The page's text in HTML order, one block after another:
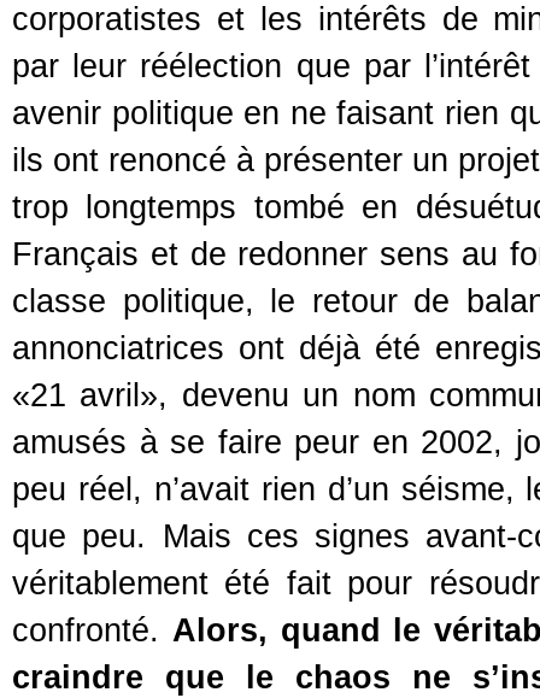
corporatistes et les intérêts de
par leur réélection que par
avenir politique en ne faisant rien
ils ont renoncé à présenter un
trop longtemps tombé en
Français et de redonner sens au
classe politique, le retour de
annonciatrices ont déjà été
«21 avril», devenu un nom
amusés à se faire peur en 2002,
peu réel, n’avait rien d’un
que peu. Mais ces signes avant-
véritablement été fait pour
confronté. Alors, quand le
craindre que le chaos ne